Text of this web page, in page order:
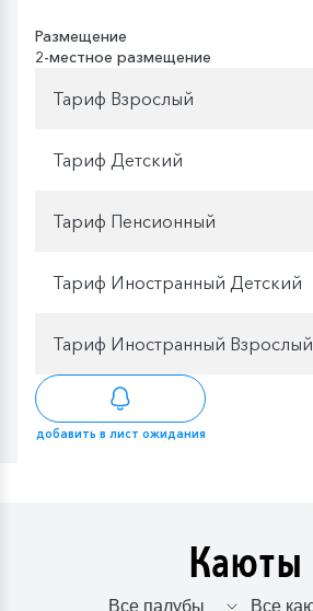
Размещение
2-местное размещение
Тариф Взрослый
Тариф Детский
Тариф Пенсионный
Тариф Иностранный Детский
Тариф Иностранный Взрослый
добавить в лист ожидания
Каюты